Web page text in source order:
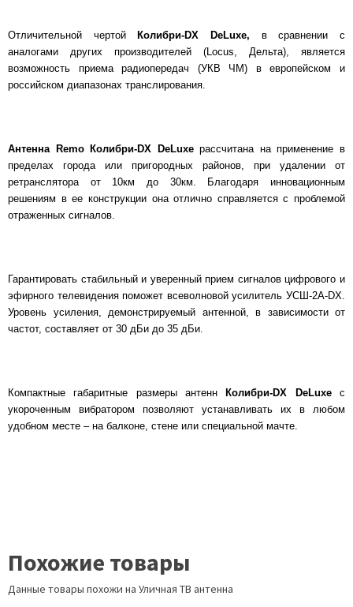
Отличительной чертой Колибри-DX DeLuxe, в сравнении с
аналогами других производителей (Locus, Дельта), является
возможность приема радиопередач (УКВ ЧМ) в европейском и
российском диапазонах транслирования.
Антенна Remo Колибри-DX DeLuxeрассчитана на применение в
пределах города или пригородных районов, при удалении от
ретранслятора от 10км до 30км. Благодаря инновационным
решениям в ее конструкции она отлично справляется с проблемой
отраженных сигналов.
Гарантировать стабильный и уверенный прием сигналов цифрового и
эфирного телевидения поможет всеволновой усилитель УСШ-2А-DX.
Уровень усиления, демонстрируемый антенной, в зависимости от
частот, составляет от 30 дБи до 35 дБи.
Компактные габаритные размеры антенн Колибри-DX DeLuxeс
укороченным вибратором позволяют устанавливать их в любом
удобном месте – на балконе, стене или специальной мачте.
Похожие товары
Данные товары похожи на Уличная ТВ антенна